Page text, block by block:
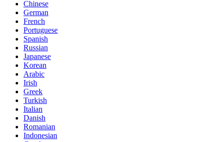
Chinese
German
French
Portuguese
Spanish
Russian
Japanese
Korean
Arabic
Irish
Greek
Turkish
Italian
Danish
Romanian
Indonesian